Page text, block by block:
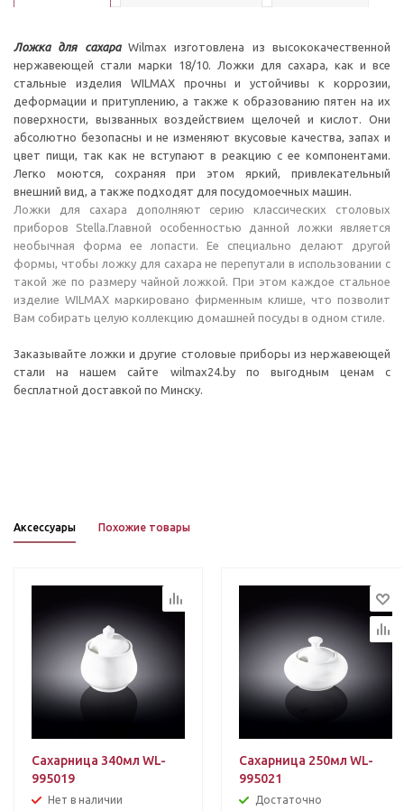
Ложка для сахараWilmax изготовлена из высококачественной
нержавеющей стали марки 18/10. Ложки для сахара, как и все
стальные изделия WILMAX прочны и устойчивы к коррозии,
деформации и притуплению, а также к образованию пятен на их
поверхности, вызванных воздействием щелочей и кислот. Они
абсолютно безопасны и не изменяют вкусовые качества, запах и
цвет пищи, так как не вступают в реакцию с ее компонентами.
Легко моются, сохраняя при этом яркий, привлекательный
внешний вид, а также подходят для посудомоечных машин.
Ложки для сахара дополняют серию классических столовых
приборов Stella.Главной особенностью данной ложки является
необычная форма ее лопасти. Ее специально делают другой
формы, чтобы ложку для сахара не перепутали в использовании с
такой же по размеру чайной ложкой. При этом каждое стальное
изделие WILMAX маркировано фирменным клише, что позволит
Вам собирать целую коллекцию домашней посуды в одном стиле.
Заказывайте ложки и другие столовые приборы из нержавеющей
стали на нашем сайте wilmax24.by по выгодным ценам с
бесплатной доставкой по Минску.
Аксессуары Похожие товары
Сахарница 340мл WL-
995019
Нет в наличии
Сахарница 250мл WL-
995021
Достаточно